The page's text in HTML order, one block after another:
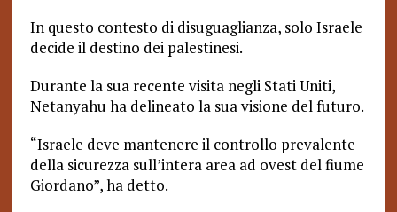
In questo contesto di disuguaglianza, solo Israele
decide il destino dei palestinesi.
Durante la sua recente visita negli Stati Uniti,
Netanyahu ha delineato la sua visione del futuro.
“Israele deve mantenere il controllo prevalente
della sicurezza sull’intera area ad ovest del fiume
Giordano”, ha detto.